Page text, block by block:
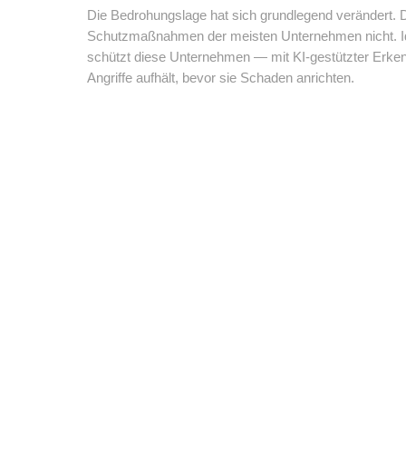
Die Bedrohungslage hat sich grundlegend verändert.
Schutzmaßnahmen der meisten Unternehmen nicht.
schützt diese Unternehmen — mit KI-gestützter
Angriffe aufhält, bevor sie Schaden anrichten.